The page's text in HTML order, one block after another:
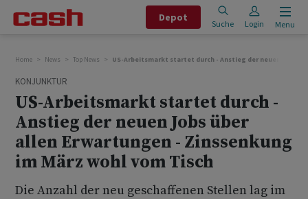
Depot
Suche Login Menu
Home News Top News US-Arbeitsmarkt startet durch - Anstieg der neuen Jobs
KONJUNKTUR
US-Arbeitsmarkt startet durch -
Anstieg der neuen Jobs über
allen Erwartungen - Zinssenkung
im März wohl vom Tisch
Die Anzahl der neu geschaffenen Stellen lag im